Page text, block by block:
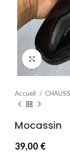
Agrandir
Accueil
Mocassin
39,00 €